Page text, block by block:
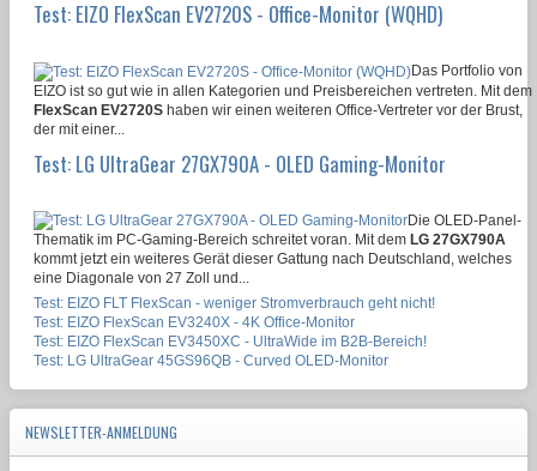
Test: EIZO FlexScan EV2720S - Office-Monitor (WQHD)
Das Portfolio von
EIZO ist so gut wie in allen Kategorien und Preisbereichen vertreten. Mit dem
FlexScan EV2720S haben wir einen weiteren Office-Vertreter vor der Brust,
der mit einer...
Test: LG UltraGear 27GX790A - OLED Gaming-Monitor
Die OLED-Panel-
Thematik im PC-Gaming-Bereich schreitet voran. Mit dem LG 27GX790A
kommt jetzt ein weiteres Gerät dieser Gattung nach Deutschland, welches
eine Diagonale von 27 Zoll und...
Test: EIZO FLT FlexScan - weniger Stromverbrauch geht nicht!
Test: EIZO FlexScan EV3240X - 4K Office-Monitor
Test: EIZO FlexScan EV3450XC - UltraWide im B2B-Bereich!
Test: LG UltraGear 45GS96QB - Curved OLED-Monitor
NEWSLETTER-ANMELDUNG